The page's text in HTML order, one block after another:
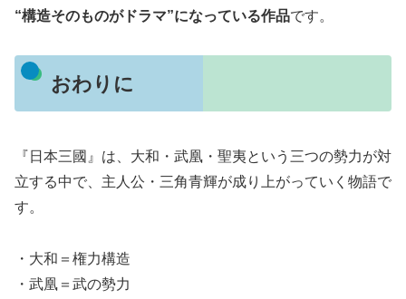
“構造そのものがドラマ”になっている作品です。
おわりに
『日本三國』は、大和・武凰・聖夷という三つの勢力が対
立する中で、主人公・三角青輝が成り上がっていく物語で
す。
・大和＝権力構造
・武凰＝武の勢力